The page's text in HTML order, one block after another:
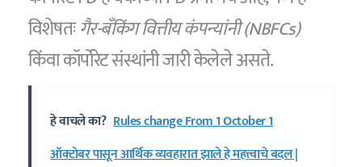
विशेषतःगैर-बँकिंग वित्तीय कंपन्यांनी (NBFCs)
किंवा कॉर्पोरेट संस्थांनी जारी केलेले असते.
हे वाचले का? Rules change From 1 October 1
ऑक्टोबर पासून आर्थिक व्यवहारात झाले हे महत्त्वाचे बदल |